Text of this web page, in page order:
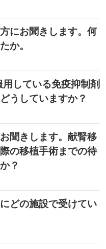
にお聞きします。何
か。
している免疫抑制剤
うしていますか？
聞きします。献腎移
の移植手術までの待
？
どの施設で受けてい